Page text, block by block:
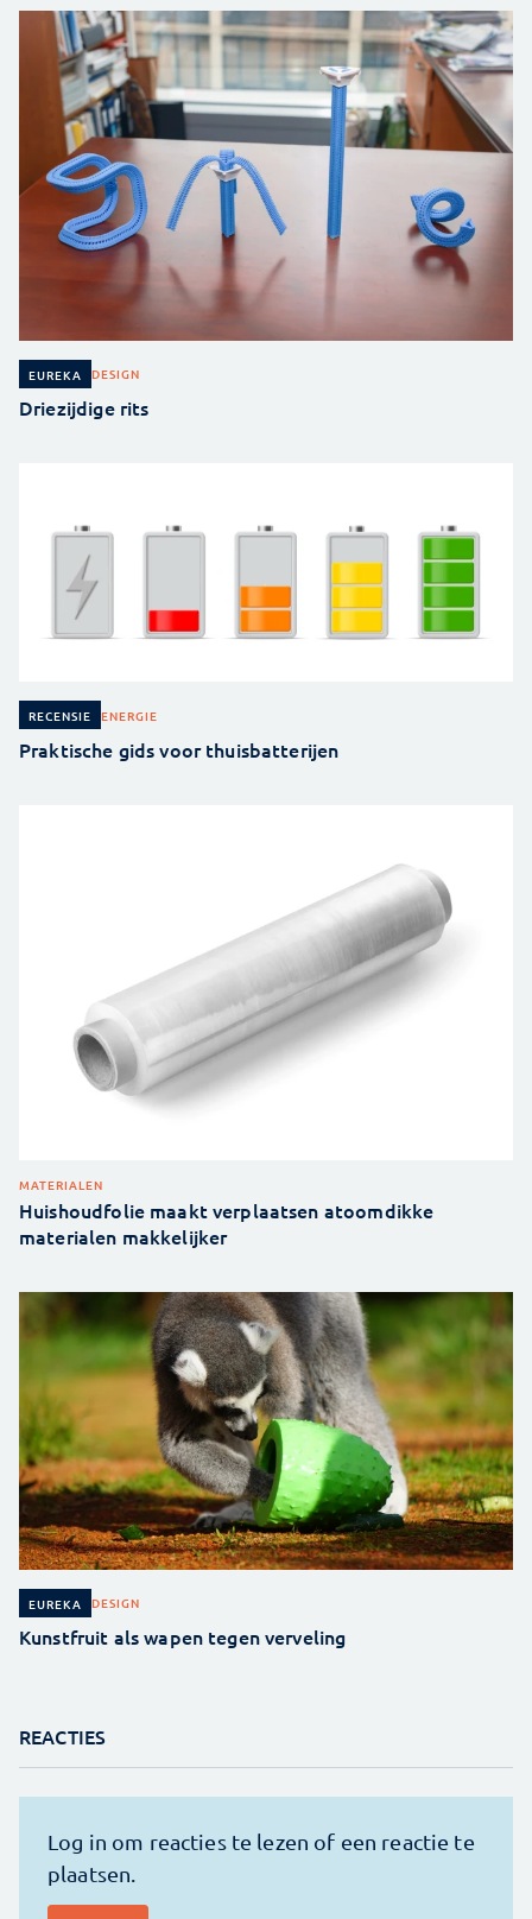
EUREKA DESIGN
Driezijdige rits
RECENSIE ENERGIE
Praktische gids voor thuisbatterijen
MATERIALEN
Huishoudfolie maakt verplaatsen atoomdikke
materialen makkelijker
EUREKA DESIGN
Kunstfruit als wapen tegen verveling
REACTIES